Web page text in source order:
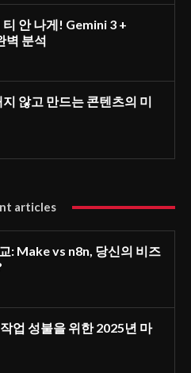
안 나게! Gemini 3 +
벽 분석
않고 만드는 콘텐츠의 미
articles
: Make vs n8n, 당신의 비즈
업 성불을 위한 2025년 마